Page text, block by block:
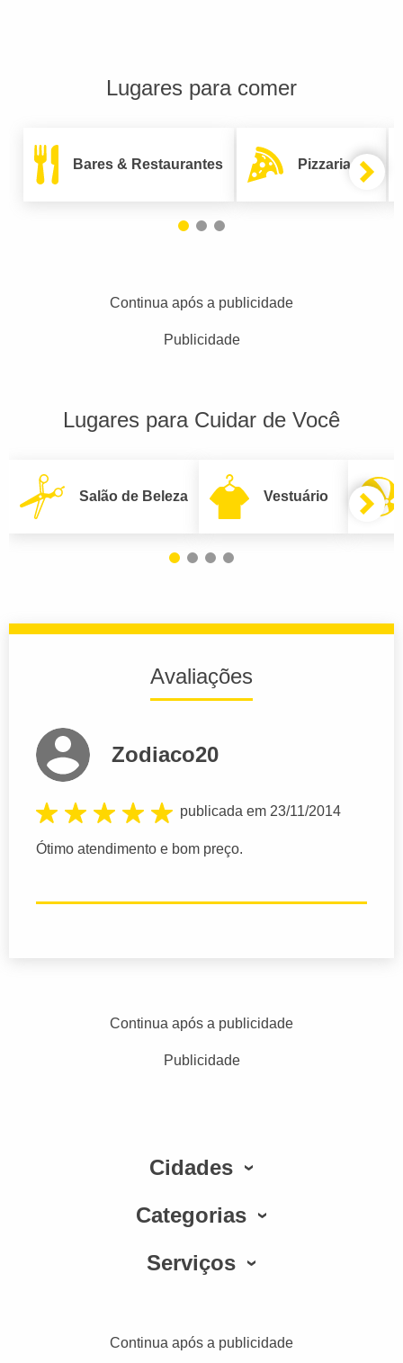
Lugares para comer
Bares & Restaurantes Pizzarias
Continua após a publicidade
Publicidade
Lugares para Cuidar de Você
Salão de Beleza Vestuário
Avaliações
Zodiaco20
publicada em 23/11/2014
Ótimo atendimento e bom preço.
Continua após a publicidade
Publicidade
Cidades
Categorias
Serviços
Continua após a publicidade